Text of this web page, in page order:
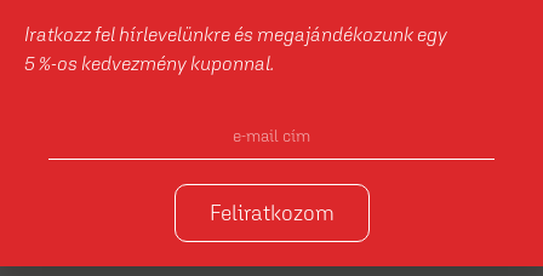
Iratkozz fel hírlevelünkre és megajándékozunk egy
5 %-os kedvezmény kuponnal.
Feliratkozom